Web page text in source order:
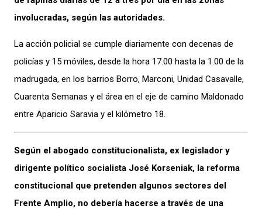
involucradas, según las autoridades.
La acción policial se cumple diariamente con decenas de
policías y 15 móviles, desde la hora 17.00 hasta la 1.00 de la
madrugada, en los barrios Borro, Marconi, Unidad Casavalle,
Cuarenta Semanas y el área en el eje de camino Maldonado
entre Aparicio Saravia y el kilómetro 18.
Según el abogado constitucionalista, ex legislador y
dirigente político socialista José Korseniak, la reforma
constitucional que pretenden algunos sectores del
Frente Amplio, no debería hacerse a través de una